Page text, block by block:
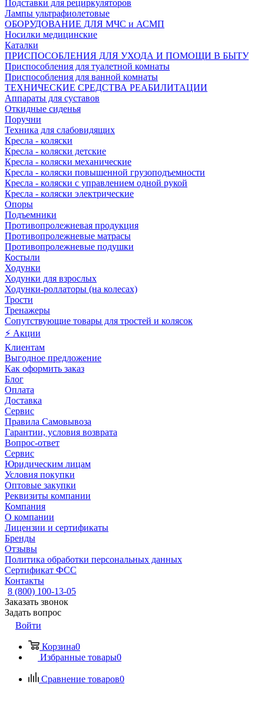
Подставки для рециркуляторов
Лампы ультрафиолетовые
ОБОРУДОВАНИЕ ДЛЯ МЧС и АСМП
Носилки медицинские
Каталки
ПРИСПОСОБЛЕНИЯ ДЛЯ УХОДА И ПОМОЩИ В БЫТУ
Приспособления для туалетной комнаты
Приспособления для ванной комнаты
ТЕХНИЧЕСКИЕ СРЕДСТВА РЕАБИЛИТАЦИИ
Аппараты для суставов
Откидные сиденья
Поручни
Техника для слабовидящих
Кресла - коляски
Кресла - коляски детские
Кресла - коляски механические
Кресла - коляски повышенной грузоподъемности
Кресла - коляски с управлением одной рукой
Кресла - коляски электрические
Опоры
Подъемники
Противопролежневая продукция
Противопролежневые матрасы
Противопролежневые подушки
Костыли
Ходунки
Ходунки для взрослых
Ходунки-роллаторы (на колесах)
Трости
Тренажеры
Сопутствующие товары для тростей и колясок
⚡ Акции
Клиентам
Выгодное предложение
Как оформить заказ
Блог
Оплата
Доставка
Сервис
Правила Самовывоза
Гарантии, условия возврата
Вопрос-ответ
Сервис
Юридическим лицам
Условия покупки
Оптовые закупки
Реквизиты компании
Компания
О компании
Лицензии и сертификаты
Бренды
Отзывы
Политика обработки персональных данных
Сертификат ФСС
Контакты
8 (800) 100-13-05
Заказать звонок
Задать вопрос
Войти
Корзина0
Избранные товары0
Сравнение товаров0